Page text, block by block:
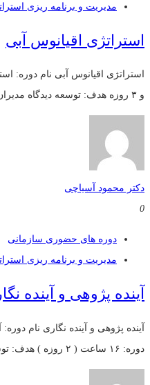
مدیریت و برنامه ریزی
استراتژی اقیانوس آبی
و ۳ روزه هدف: توسعه دیدگاه مدیران ارشد سازمانها و کلیه...
دکتر محمود آسیاچی
0
دوره های حضوری سازمانی
مدیریت و برنامه ریزی
آینده پژوهی و آینده
آینده پژوهی و آینده نگاری نام
دوره: ۱۶ ساعت ( ۲ روزه ) هدف: توسعه دیدگاه...